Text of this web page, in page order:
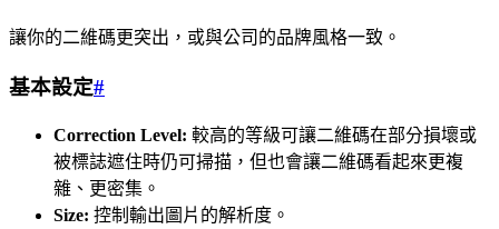
讓你的二維碼更突出，或與公司的品牌風格一致。
基本設定#
Correction Level: 較高的等級可讓二維碼在部分損壞或
被標誌遮住時仍可掃描，但也會讓二維碼看起來更複
雜、更密集。
Size: 控制輸出圖片的解析度。